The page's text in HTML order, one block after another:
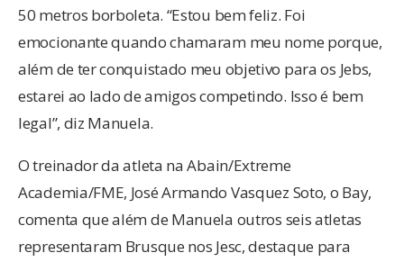
50 metros borboleta. “Estou bem feliz. Foi
emocionante quando chamaram meu nome porque,
além de ter conquistado meu objetivo para os Jebs,
estarei ao lado de amigos competindo. Isso é bem
legal”, diz Manuela.
O treinador da atleta na Abain/Extreme
Academia/FME, José Armando Vasquez Soto, o Bay,
comenta que além de Manuela outros seis atletas
representaram Brusque nos Jesc, destaque para